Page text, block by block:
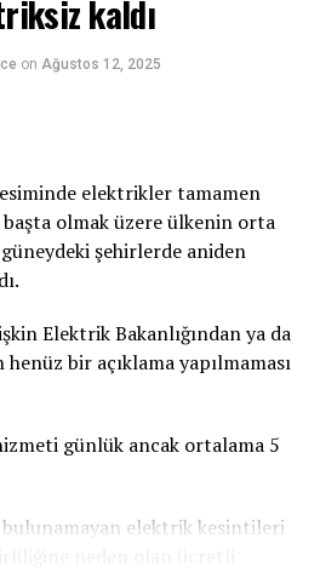
sıcaklık 36-39 derece.
ise sıcaklık 50 dereceyi
kaldı
on Ağustos 12, 2025
elektrikler tamamen
olmak üzere ülkenin orta
şehirlerde aniden
Elektrik Bakanlığından ya da
bir açıklama yapılmaması
günlük ancak ortalama 5
bulunamayan elektrik kesintileri